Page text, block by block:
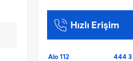
Hızlı Erişim
Alo 112
444 3